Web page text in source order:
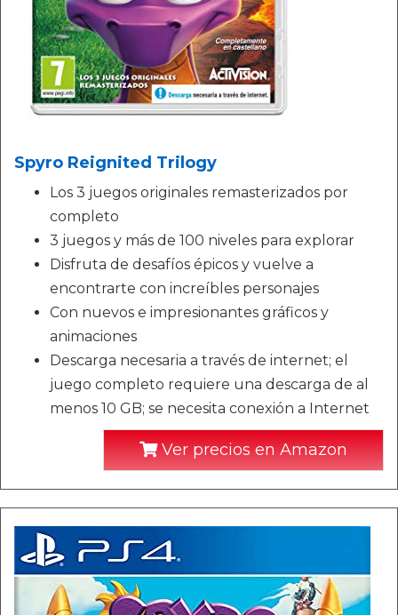
Spyro Reignited Trilogy
Los 3 juegos originales remasterizados por
completo
3 juegos y más de 100 niveles para explorar
Disfruta de desafíos épicos y vuelve a
encontrarte con increíbles personajes
Con nuevos e impresionantes gráficos y
animaciones
Descarga necesaria a través de internet; el
juego completo requiere una descarga de al
menos 10 GB; se necesita conexión a Internet
Ver precios en Amazon